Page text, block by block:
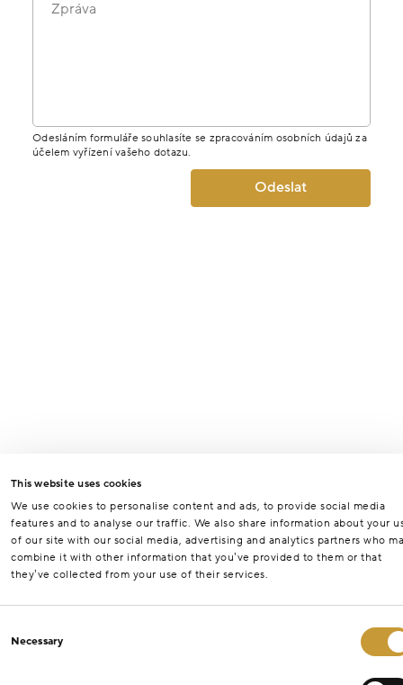
This website uses cookies
We use cookies to personalise content and ads, to provide social media
features and to analyse our traffic. We also share information about your
of our site with our social media, advertising and analytics partners who
combine it with other information that you’ve provided to them or that
they’ve collected from your use of their services.
Selection
Necessary
Zpráva
Odesláním formuláře souhlasíte se zpracováním osobních údajů za
účelem vyřízení vašeho dotazu.
Odeslat